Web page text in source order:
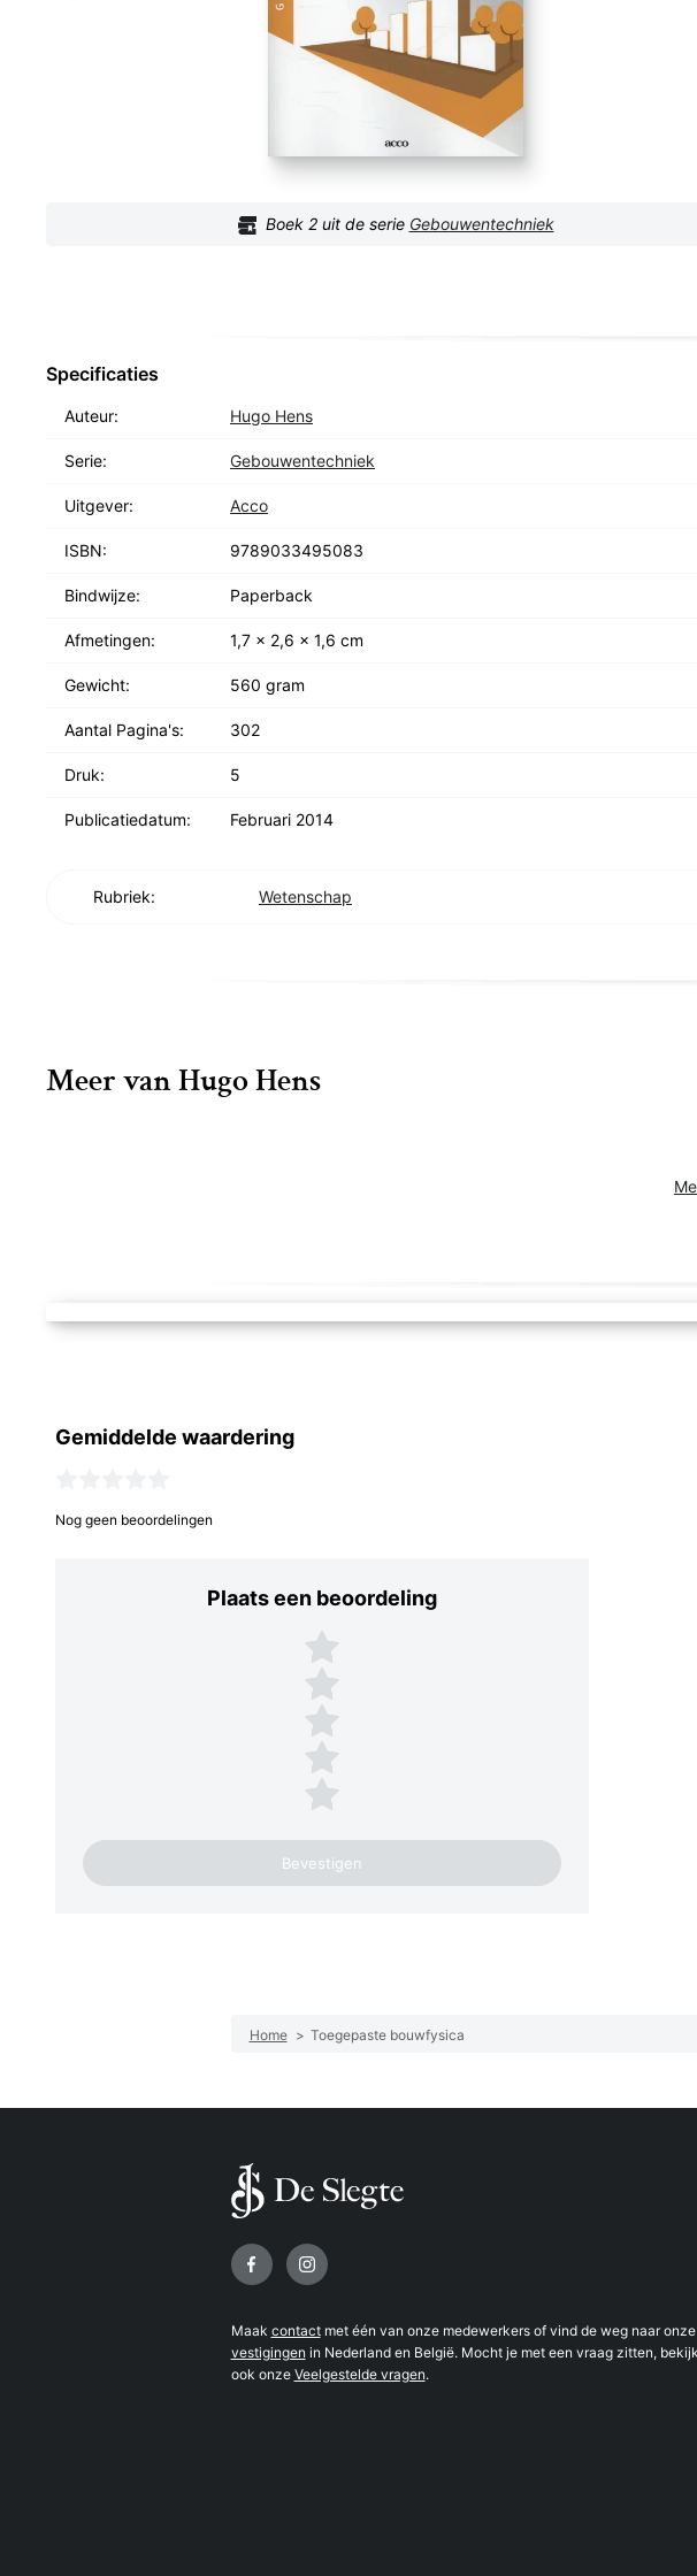
Boek 2uit de serie Gebouwentechniek
Specificaties
Auteur: Hugo Hens
Serie: Gebouwentechniek
Uitgever: Acco
ISBN: 9789033495083
Bindwijze: Paperback
Afmetingen: 1,7 x 2,6 x 1,6 cm
Gewicht: 560 gram
Aantal Pagina's: 302
Druk: 5
Publicatiedatum: Februari 2014
Rubriek: Wetenschap
Meer van Hugo Hens
Gemiddelde waardering
Nog geen beoordelingen
Plaats een beoordeling
Plaats een beoordeling
5 sterren
4 sterren
3 sterren
2 sterren
1 ster
Home > Toegepaste bouwfysica
Volg ons op
Maak contactmet één van onze medewerkers of vind de weg naar onze
vestigingen in Nederland en België. Mocht je met een vraag zitten,
ook onze Veelgestelde vragen.